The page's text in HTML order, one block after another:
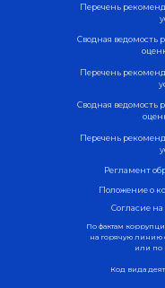
Сводная ведомость
Регламент
Перечень
Сводная ведомость
Перечень
Положение о
Согласие
Перечень
По фактам
на горячую линию
или по
Код вида